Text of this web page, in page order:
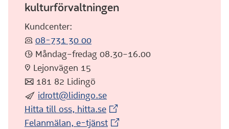
kulturförvaltningen
Kundcenter:
:telefon: 08-731 30 00
:klocka: Måndag–fredag 08.30–16.00
:pin: Lejonvägen 15
:post: 181 82 Lidingö
:skicka: idrott@lidingo.se
Hitta till oss, hitta.se(Extern webbplats)
(Extern webbplats)
Felanmälan, e-tjänst(Extern webbplats)